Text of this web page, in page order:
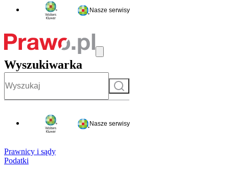
Nasze serwisy
Wyszukiwarka
Szukaj
Nasze serwisy
Prawnicy i sądy
Podatki